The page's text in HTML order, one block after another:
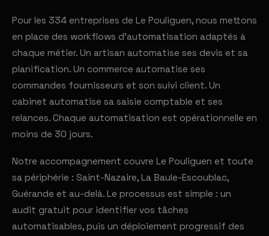
Pour les 334 entreprises de Le Pouliguen, nous mettons
en place des workflows d'automatisation adaptés à
chaque métier. Un artisan automatise ses devis et sa
planification. Un commerce automatise ses
commandes fournisseurs et son suivi client. Un
cabinet automatise sa saisie comptable et ses
relances. Chaque automatisation est opérationnelle en
moins de 30 jours.
Notre accompagnement couvre Le Pouliguen et toute
sa périphérie : Saint-Nazaire, La Baule-Escoublac,
Guérande et au-delà. Le processus est simple : un
audit gratuit pour identifier vos tâches
automatisables, puis un déploiement progressif des